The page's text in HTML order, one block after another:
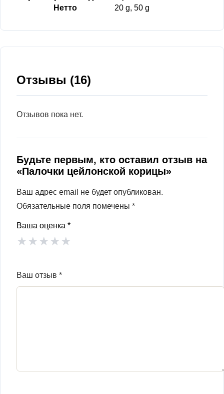
Нетто
20 g, 50 g
Отзывы (16)
Отзывов пока нет.
Будьте первым, кто оставил отзыв на
«Палочки цейлонской корицы»
Ваш адрес email не будет опубликован.
Обязательные поля помечены *
Ваша оценка *
★★★★★
Ваш отзыв *